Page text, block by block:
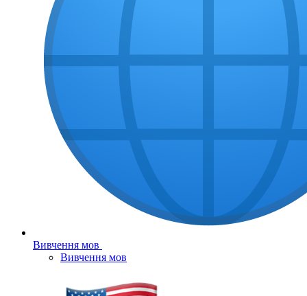
Вивчення мов
Вивчення мов